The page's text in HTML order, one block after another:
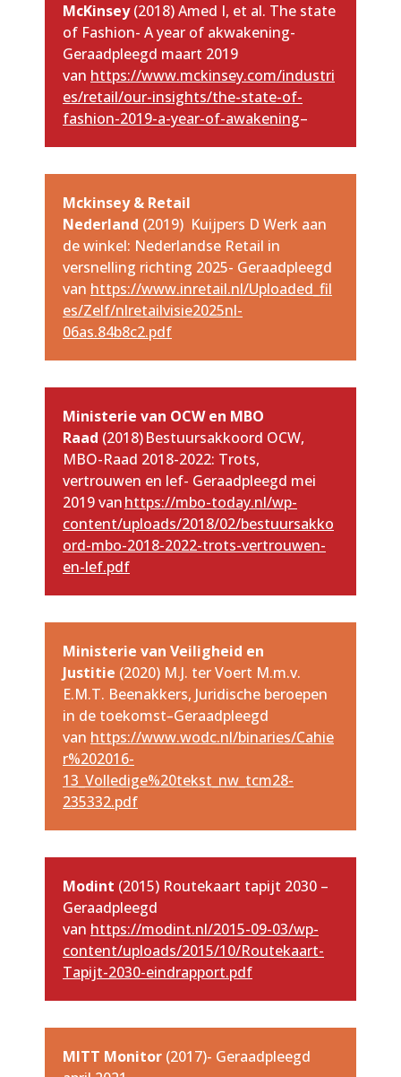
McKinsey(2018) Amed I, et al. The state
of Fashion- A year of akwakening-
Geraadpleegd maart 2019
van https://www.mckinsey.com/industri
es/retail/our-insights/the-state-of-
fashion-2019-a-year-of-awakening–
Mckinsey & Retail
Nederland (2019) Kuijpers D Werk aan
de winkel: Nederlandse Retail in
versnelling richting 2025- Geraadpleegd
van https://www.inretail.nl/Uploaded_fil
es/Zelf/nlretailvisie2025nl-
06as.84b8c2.pdf
Ministerie van OCW en MBO
Raad (2018)Bestuursakkoord OCW,
MBO-Raad 2018-2022: Trots,
vertrouwen en lef- Geraadpleegd mei
2019 vanhttps://mbo-today.nl/wp-
content/uploads/2018/02/bestuursakko
ord-mbo-2018-2022-trots-vertrouwen-
en-lef.pdf
Ministerie van Veiligheid en
Justitie (2020) M.J. ter Voert M.m.v.
E.M.T. Beenakkers, Juridische beroepen
in de toekomst–Geraadpleegd
van https://www.wodc.nl/binaries/Cahie
r%202016-
13_Volledige%20tekst_nw_tcm28-
235332.pdf
Modint (2015) Routekaart tapijt 2030 –
Geraadpleegd
van https://modint.nl/2015-09-03/wp-
content/uploads/2015/10/Routekaart-
Tapijt-2030-eindrapport.pdf
MITT Monitor (2017)- Geraadpleegd